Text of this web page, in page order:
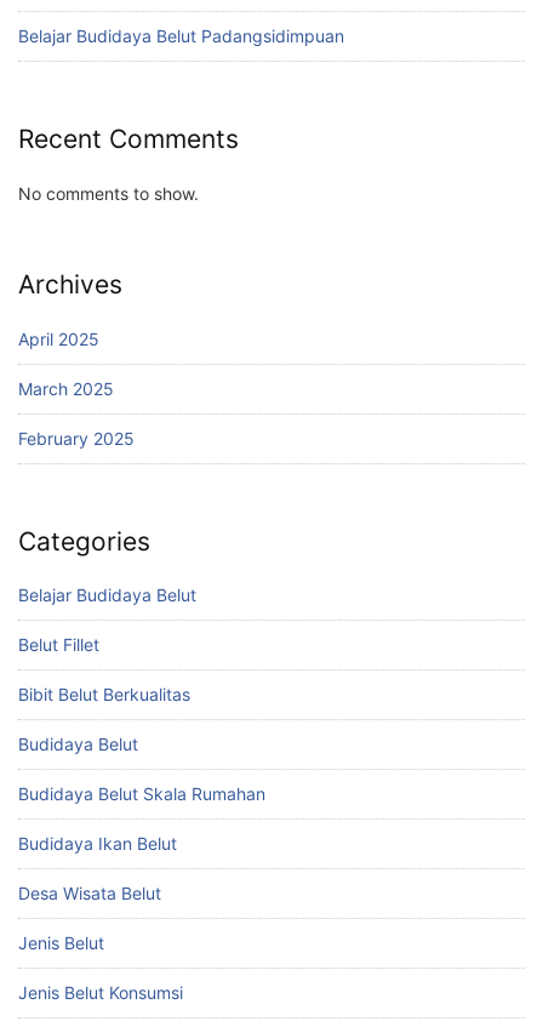
Belajar Budidaya Belut Padangsidimpuan
Recent Comments
No comments to show.
Archives
April 2025
March 2025
February 2025
Categories
Belajar Budidaya Belut
Belut Fillet
Bibit Belut Berkualitas
Budidaya Belut
Budidaya Belut Skala Rumahan
Budidaya Ikan Belut
Desa Wisata Belut
Jenis Belut
Jenis Belut Konsumsi